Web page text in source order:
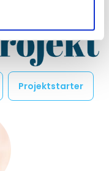
Projektstarter